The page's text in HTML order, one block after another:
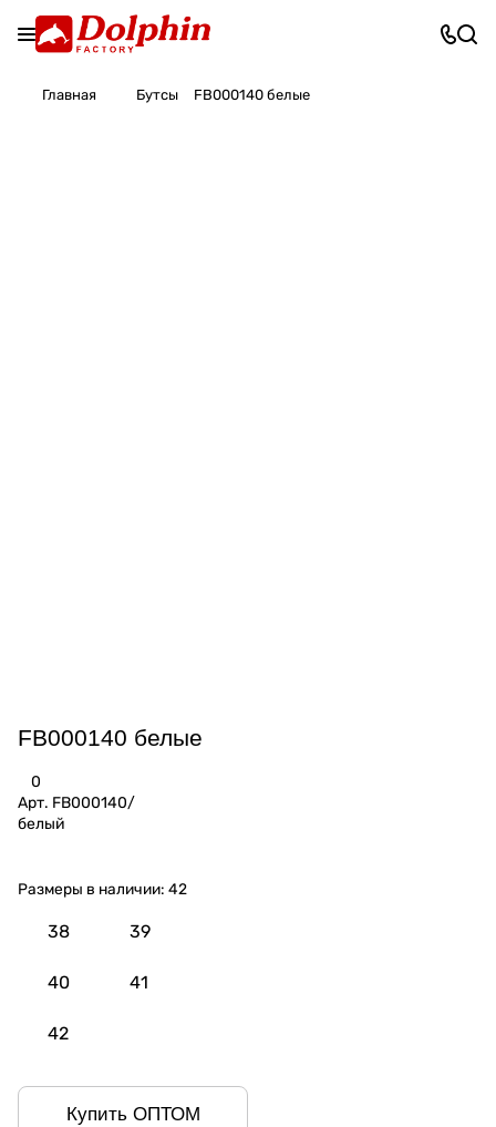
Главная Бутсы FB000140 белые
FB000140 белые
0
Арт. FB000140/
белый
Размеры в наличии: 42
38 39
40 41
42
Купить ОПТОМ